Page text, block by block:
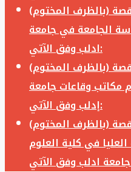
(بالظرف المختوم)
الجامعة في جامعة
ادلب وفق الآتي:
(بالظرف المختوم)
مكاتب وقاعات جامعة
إدلب وفق الآتي:
(بالظرف المختوم)
في كلية العلوم